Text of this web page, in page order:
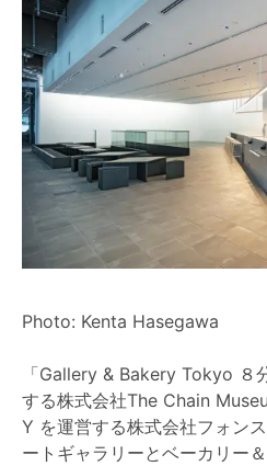
Photo: Kenta Hasegawa
「Gallery & Bakery Tokyo
する株式会社The Chain
Y を運営する株式会社フォン
ートギャラリーとベーカリー